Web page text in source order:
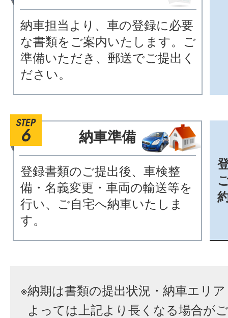
納車担当より、車の登録に必要
な書類をご案内いたします。ご
準備いただき、郵送でご提出く
ださい。
納車準備
登録書類のご提出後、車検整
備・名義変更・車両の輸送等を
行い、ご自宅へ納車いたしま
す。
※納期は書類の提出状況・納車エリ
よっては上記より長くなる場合が